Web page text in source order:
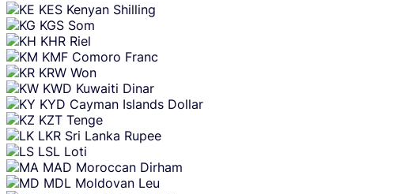
KES Kenyan Shilling
KGS Som
KHR Riel
KMF Comoro Franc
KRW Won
KWD Kuwaiti Dinar
KYD Cayman Islands Dollar
KZT Tenge
LKR Sri Lanka Rupee
LSL Loti
MAD Moroccan Dirham
MDL Moldovan Leu